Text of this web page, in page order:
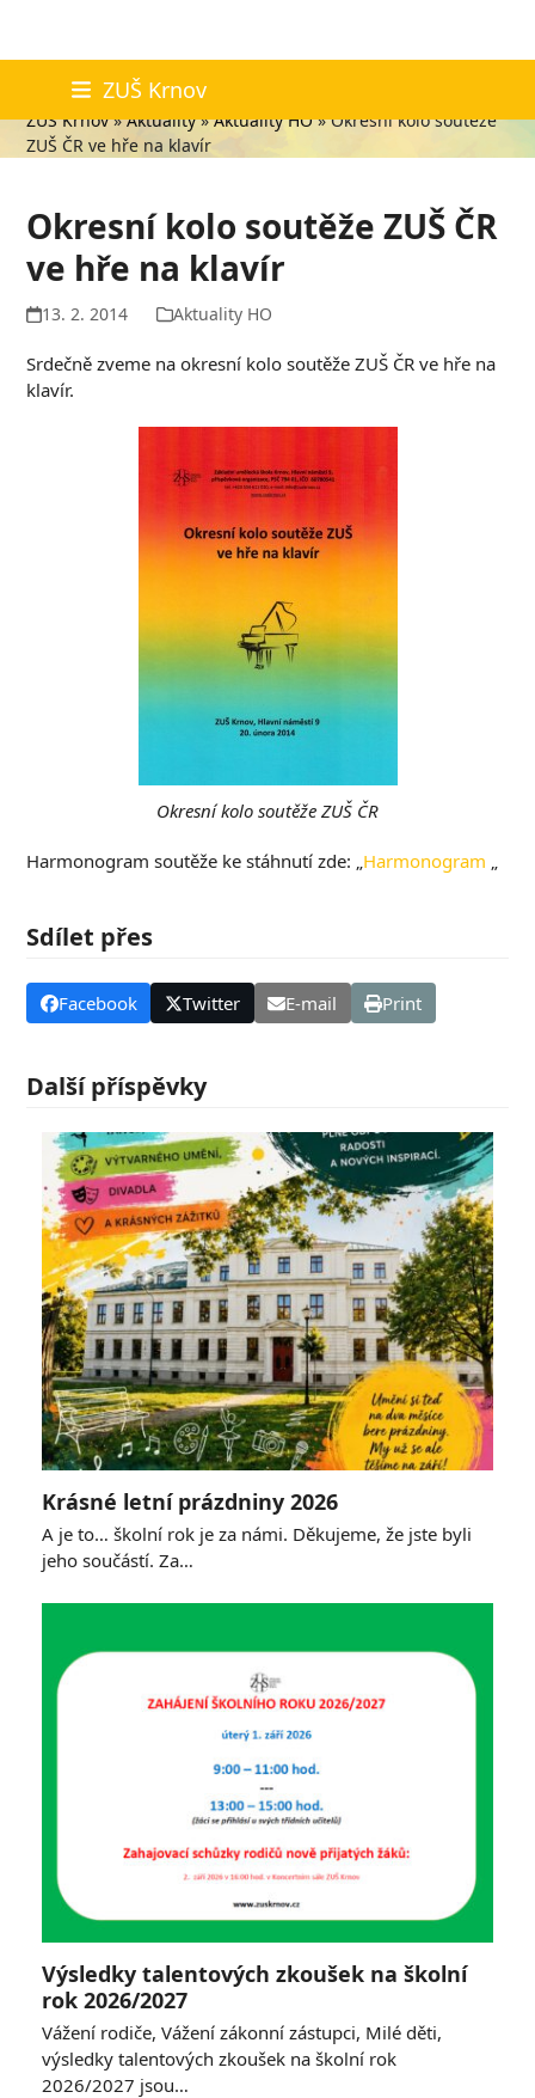
content
ZUŠ Krnov
Aktuality
ZUŠ Krnov»Aktuality»Aktuality HO»Okresní kolo soutěže
ZUŠ ČR ve hře na klavír
Okresní kolo soutěže ZUŠ ČR
ve hře na klavír
13. 2. 2014 Aktuality HO
Srdečně zveme na okresní kolo soutěže ZUŠ ČR ve hře na
klavír.
Okresní kolo soutěže ZUŠ ČR
Harmonogram soutěže ke stáhnutí zde: „Harmonogram „
Sdílet přes
Facebook Twitter E-mail Print
Další příspěvky
Krásné letní prázdniny 2026
A je to… školní rok je za námi. Děkujeme, že jste byli
jeho součástí. Za…
Výsledky talentových zkoušek na školní
rok 2026/2027
Vážení rodiče, Vážení zákonní zástupci, Milé děti,
výsledky talentových zkoušek na školní rok
2026/2027 jsou…